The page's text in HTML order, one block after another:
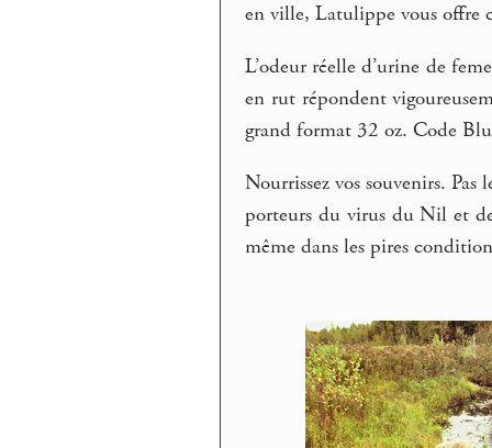
en ville, Latulippe vous offre
L’odeur réelle d’urine de
en rut répondent
grand format 32 oz. Code
Nourrissez vos souvenirs.
porteurs du virus du Nil et
même dans les pires